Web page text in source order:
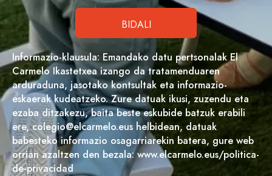
Informazio-klausula: Emandako datu pertsonalak El
Carmelo Ikastetxea izango da tratamenduaren
arduraduna, jasotako kontsultak eta informazio-
eskaerak kudeatzeko. Zure datuak ikusi, zuzendu eta
ezaba ditzakezu, baita beste eskubide batzuk erabili
ere, colegio@elcarmelo.eus helbidean, datuak
babesteko informazio osagarriarekin batera, gure web
orrian azaltzen den bezala: www.elcarmelo.eus/politica-
de-privacidad